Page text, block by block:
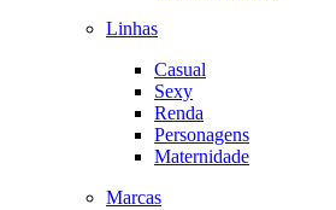
Linhas
Casual
Sexy
Renda
Personagens
Maternidade
Marcas